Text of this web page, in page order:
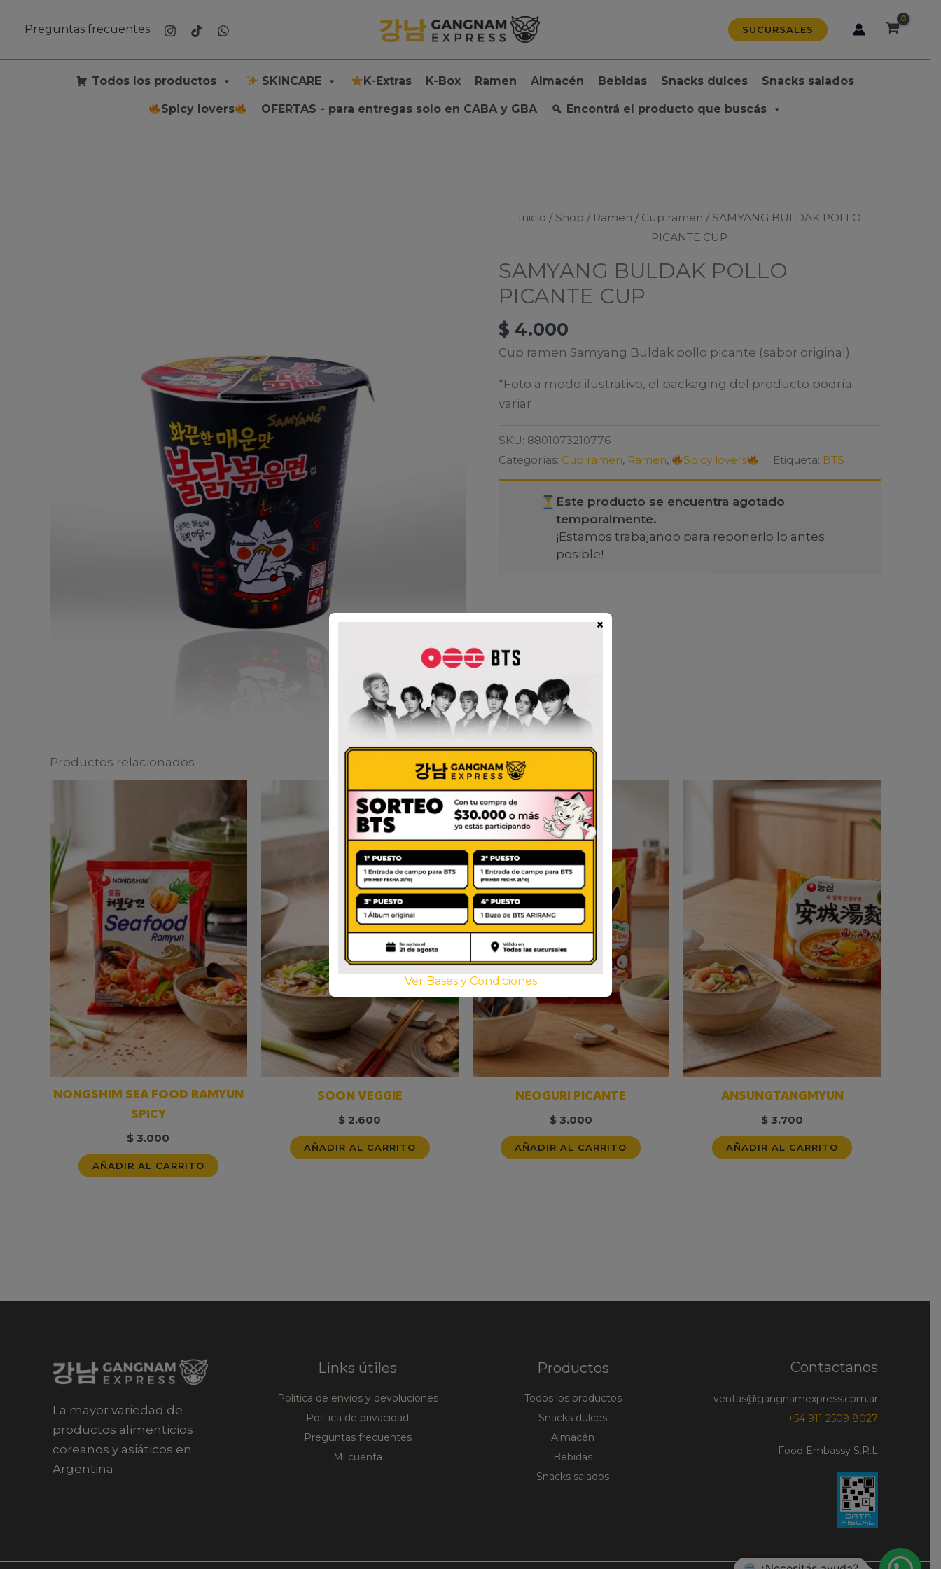
Preguntas frecuentes SUCURSALES
Todos los productos SKINCARE K-Extras K-Box Ramen Almacén Bebidas Snacks dulces Snacks salados
Spicy lovers OFERTAS - para entregas solo en CABA y GBA Encontrá el producto que buscás
Inicio / Shop / Ramen / Cup ramen / SAMYANG BULDAK POLLO
PICANTE CUP
SAMYANG BULDAK POLLO
PICANTE CUP
$ 4.000
Cup ramen Samyang Buldak pollo picante (sabor original)
*Foto a modo ilustrativo, el packaging del producto podría
variar
SKU: 8801073210776
Categorías: Cup ramen, Ramen, Spicy lovers Etiqueta: BTS
Este producto se encuentra agotado
temporalmente.
¡Estamos trabajando para reponerlo lo antes
posible!
Productos relacionados
NONGSHIM SEA FOOD RAMYUN
SPICY
$ 3.000
AÑADIR AL CARRITO
SOON VEGGIE
$ 2.600
AÑADIR AL CARRITO
NEOGURI PICANTE
$3.000
AÑADIR AL CARRITO
ANSUNGTANGMYUN
$ 3.700
AÑADIR AL CARRITO
La mayor variedad de
productos alimenticios
coreanos y asiáticos en
Argentina
Links útiles
Política de envíos y devoluciones
Política de privacidad
Preguntas frecuentes
Mi cuenta
Productos
Todos los productos
Snacks dulces
Almacén
Bebidas
Snacks salados
Contactanos
ventas@gangnamexpress.com.ar
+54 911 2509 8027
Food Embassy S.R.L
Ver Bases y Condiciones
×